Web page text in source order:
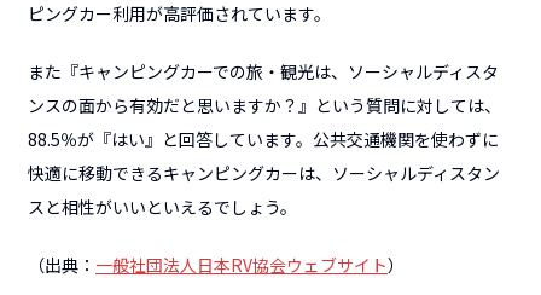
ピングカー利用が高評価されています。
また『キャンピングカーでの旅・観光は、ソーシャルディスタ
ンスの面から有効だと思いますか？』という質問に対しては、
88.5％が『はい』と回答しています。公共交通機関を使わずに
快適に移動できるキャンピングカーは、ソーシャルディスタン
スと相性がいいといえるでしょう。
（出典： 一般社団法人日本RV協会ウェブサイト）